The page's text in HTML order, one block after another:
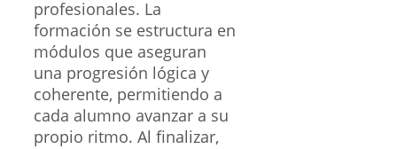
profesionales. La
formación se estructura en
módulos que aseguran
una progresión lógica y
coherente, permitiendo a
cada alumno avanzar a su
propio ritmo. Al finalizar,